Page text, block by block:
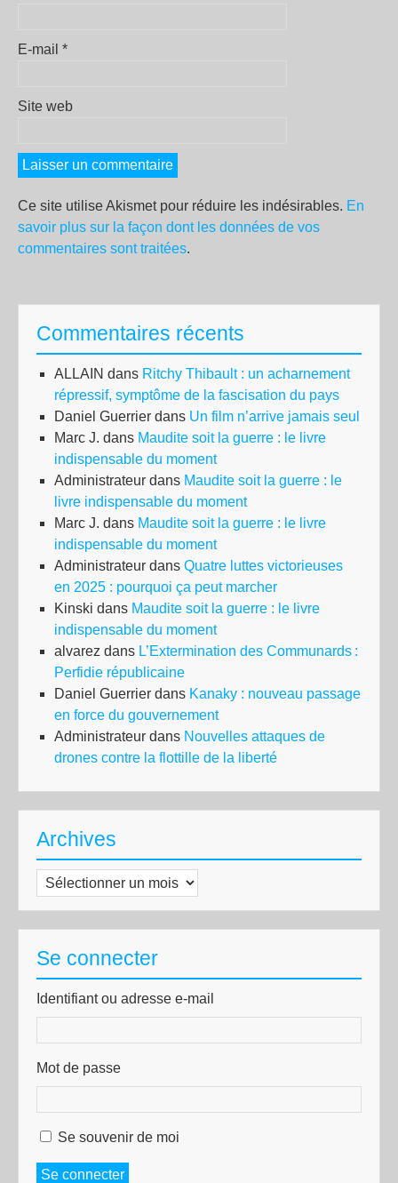
E-mail *
Site web
Ce site utilise Akismet pour réduire les indésirables. En
savoir plus sur la façon dont les données de vos
commentaires sont traitées.
Commentaires récents
ALLAIN dans Ritchy Thibault : un acharnement
répressif, symptôme de la fascisation du pays
Daniel Guerrier dans Un film n’arrive jamais seul
Marc J. dans Maudite soit la guerre : le livre
indispensable du moment
Administrateur dans Maudite soit la guerre : le
livre indispensable du moment
Marc J. dans Maudite soit la guerre : le livre
indispensable du moment
Administrateur dans Quatre luttes victorieuses
en 2025 : pourquoi ça peut marcher
Kinski dans Maudite soit la guerre : le livre
indispensable du moment
alvarez dans L’Extermination des Communards :
Perfidie républicaine
Daniel Guerrier dans Kanaky : nouveau passage
en force du gouvernement
Administrateur dans Nouvelles attaques de
drones contre la flottille de la liberté
Archives
Archives
Se connecter
Identifiant ou adresse e-mail
Mot de passe
Se souvenir de moi
Se connecter